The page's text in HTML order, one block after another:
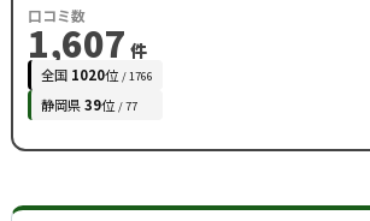
口コミ数
1,607 件
全国 1020位 / 1766
静岡県39位 / 77